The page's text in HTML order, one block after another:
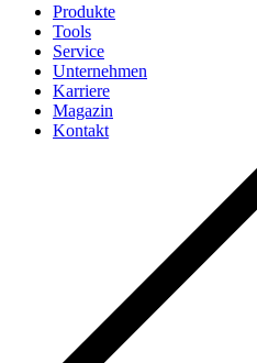
Produkte
Tools
Service
Unternehmen
Karriere
Magazin
Kontakt